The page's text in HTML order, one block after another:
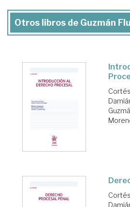
Otros libros de Guzmán